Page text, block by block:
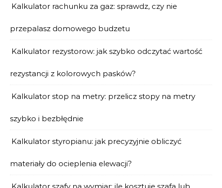
Kalkulator rachunku za gaz: sprawdz, czy nie
przepalasz domowego budzetu
Kalkulator rezystorow: jak szybko odczytać wartość
rezystancji z kolorowych pasków?
Kalkulator stop na metry: przelicz stopy na metry
szybko i bezbłędnie
Kalkulator styropianu: jak precyzyjnie obliczyć
materiały do ocieplenia elewacji?